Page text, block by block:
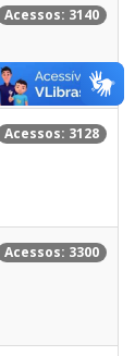
Acessos: 3140
Acessos: 3128
Acessos: 3300